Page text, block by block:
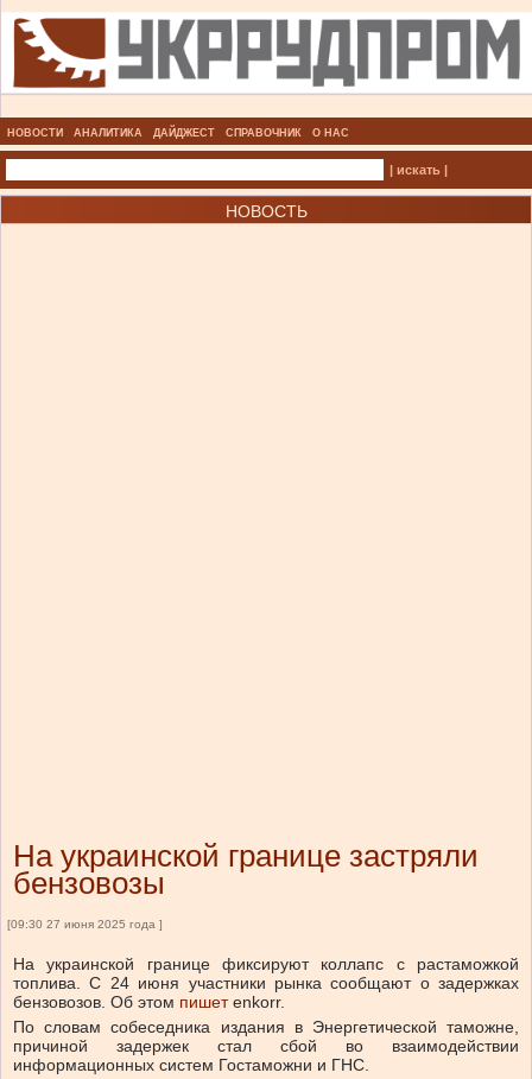
НОВОСТИ АНАЛИТИКА ДАЙДЖЕСТ СПРАВОЧНИК О НАС
| искать |
НОВОСТЬ
На украинской границе застряли
бензовозы
[09:30 27 июня 2025 года ]
На украинской границе фиксируют коллапс с растаможкой
топлива. С 24 июня участники рынка сообщают о задержках
бензовозов. Об этом пишет enkorr.
По словам собеседника издания в Энергетической таможне,
причиной задержек стал сбой во взаимодействии
информационных систем Гостаможни и ГНС.